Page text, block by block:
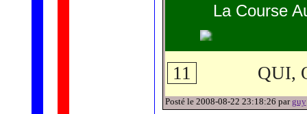
La Course
11 QUI,
Posté le 2008-08-22 23:18:26 par guy